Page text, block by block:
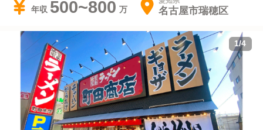
年収 500~800 名古屋市瑞穂区
1/4